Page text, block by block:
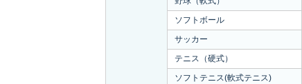
ソフトボール
サッカー
テニス（硬式）
ソフトテニス(軟式テニス)